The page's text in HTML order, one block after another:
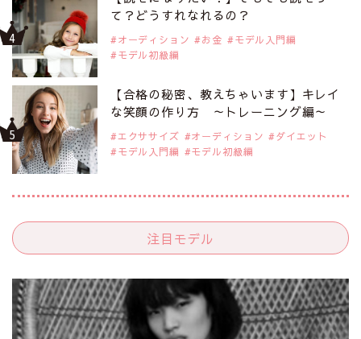
て？どうすれなれるの？
オーディション お金
モデル入門編
モデル初級編
【合格の秘密、教えちゃいます】キレイ
な笑顔の作り方 ～トレーニング編～
エクササイズ オーディション
ダイエット
モデル入門編
モデル初級編
注目モデル